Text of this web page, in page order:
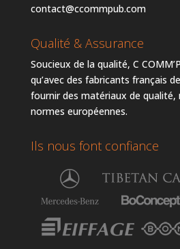
contact@ccommpub.com
Qualité & Assurance
Soucieux de la qualité, C
qu’avec des fabricants français
fournir des matériaux de qualité,
normes européennes.
Ils nous font confiance